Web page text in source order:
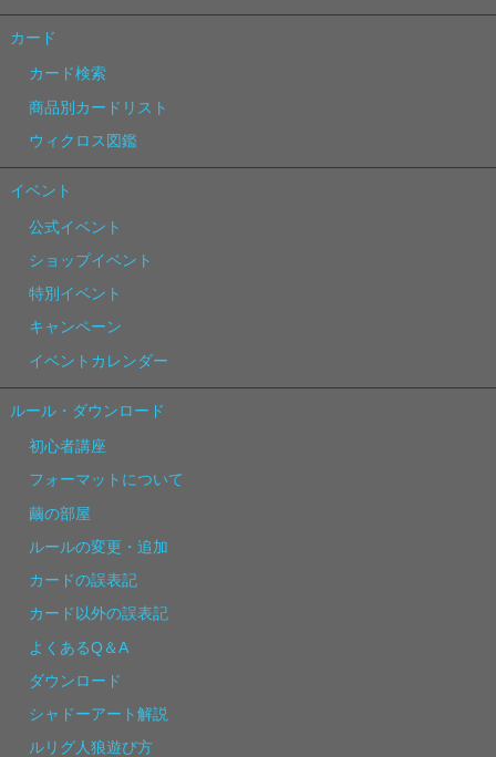
カード
カード検索
商品別カードリスト
ウィクロス図鑑
イベント
公式イベント
ショップイベント
特別イベント
キャンペーン
イベントカレンダー
ルール・ダウンロード
初心者講座
フォーマットについて
繭の部屋
ルールの変更・追加
カードの誤表記
カード以外の誤表記
よくあるQ＆A
ダウンロード
シャドーアート解説
ルリグ人狼遊び方